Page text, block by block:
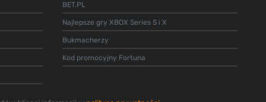
BET.PL
Najlepsze gry XBOX Series S i X
Bukmacherzy
Kod promocyjny Fortuna